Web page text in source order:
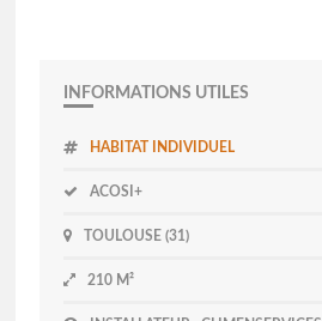
INFORMATIONS UTILES
HABITAT INDIVIDUEL
ACOSI+
TOULOUSE (31)
210 M²